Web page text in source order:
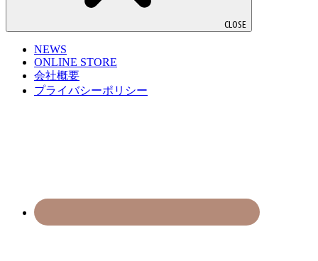
CLOSE
NEWS
ONLINE STORE
会社概要
プライバシーポリシー